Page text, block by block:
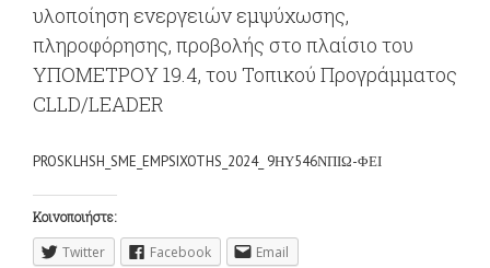
υλοποίηση ενεργειών εμψύχωσης,
πληροφόρησης, προβολής στο πλαίσιο του
ΥΠΟΜΕΤΡΟΥ 19.4, του Τοπικού Προγράμματος
CLLD/LEADER
PROSKLHSH_SME_EMPSIXOTHS_2024_ 9ΗΥ546ΝΠΙΩ-ΦΕΙ
Κοινοποιήστε:
Twitter Facebook Email